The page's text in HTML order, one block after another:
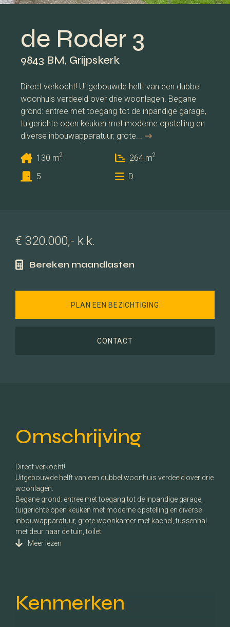
de Roder 3
9843 BM, Grijpskerk
Direct verkocht! Uitgebouwde helft van een dubbel
woonhuis verdeeld over drie woonlagen. Begane
grond: entree met toegang tot de inpandige garage,
tuigerichte open keuken met moderne opstelling en
diverse inbouwapparatuur, grote...
130 m2 264 m2
5 D
€ 320.000,- k.k.
Bereken maandlasten
PLAN EEN BEZICHTIGING
CONTACT
Omschrijving
Direct verkocht!
Uitgebouwde helft van een dubbel woonhuis verdeeld over drie
woonlagen.
Begane grond: entree met toegang tot de inpandige garage,
tuigerichte open keuken met moderne opstelling en diverse
inbouwapparatuur, grote woonkamer met kachel, tussenhal
met deur naar de tuin, toilet.
Meer lezen
Kenmerken